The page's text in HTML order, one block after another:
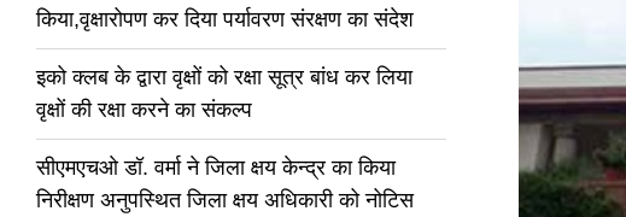
किया,वृक्षारोपण कर दिया पर्यावरण संरक्षण का संदेश
इको क्लब के द्वारा वृक्षों को रक्षा सूत्र बांध कर लिया
वृक्षों की रक्षा करने का संकल्प
सीएमएचओ डॉ. वर्मा ने जिला क्षय केन्द्र का किया
निरीक्षण अनुपस्थित जिला क्षय अधिकारी को नोटिस